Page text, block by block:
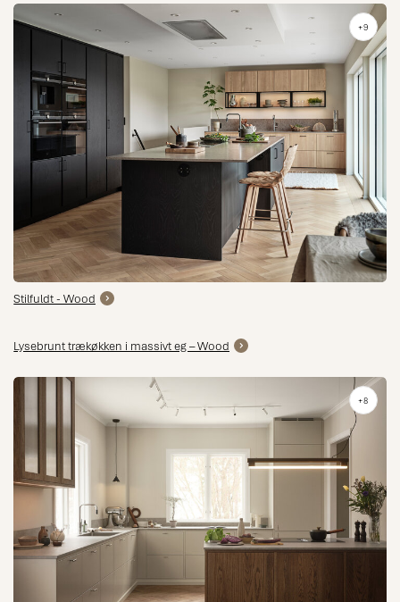
+9
Stilfuldt - Wood
Lysebrunt trækøkken i massivt eg – Wood
+8